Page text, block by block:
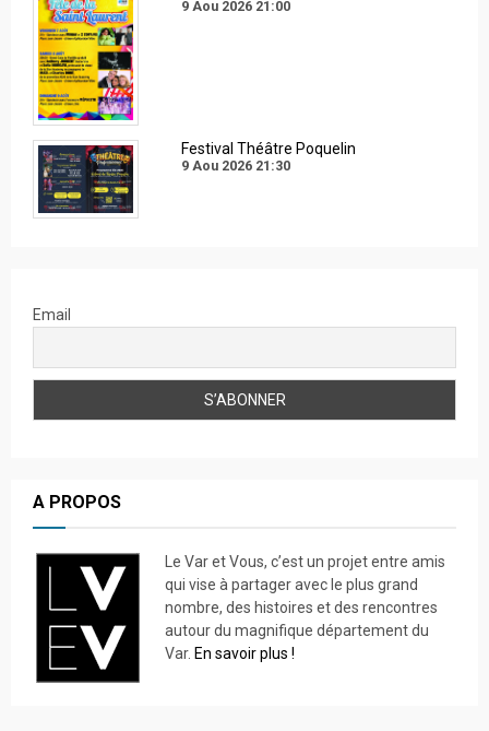
9 Aou 2026 21:00
Festival Théâtre Poquelin
9 Aou 2026 21:30
Email
A PROPOS
Le Var et Vous, c’est un projet entre amis
qui vise à partager avec le plus grand
nombre, des histoires et des rencontres
autour du magnifique département du
Var. En savoir plus !